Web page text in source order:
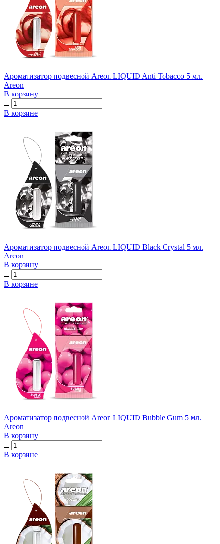
Ароматизатор подвесной Areon LIQUID Anti Tobacco 5 мл.
Areon
В корзину
В корзине
Ароматизатор подвесной Areon LIQUID Black Crystal 5 мл.
Areon
В корзину
В корзине
Ароматизатор подвесной Areon LIQUID Bubble Gum 5 мл.
Areon
В корзину
В корзине